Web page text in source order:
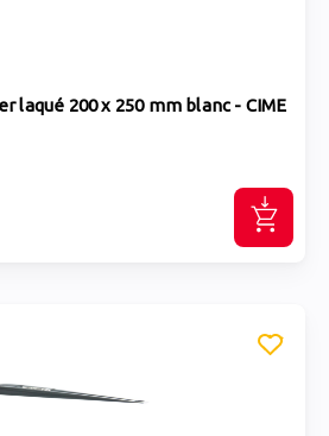
laqué 200 x 250 mm blanc - CIME